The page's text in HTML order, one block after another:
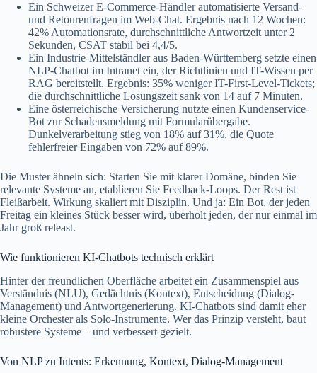
Ein Schweizer E‑Commerce-Händler automatisierte Versand-
und Retourenfragen im Web-Chat. Ergebnis nach 12 Wochen:
42% Automationsrate, durchschnittliche Antwortzeit unter 2
Sekunden, CSAT stabil bei 4,4/5.
Ein Industrie-Mittelständler aus Baden‑Württemberg setzte einen
NLP-Chatbot im Intranet ein, der Richtlinien und IT-Wissen per
RAG bereitstellt. Ergebnis: 35% weniger IT-First-Level-Tickets;
die durchschnittliche Lösungszeit sank von 14 auf 7 Minuten.
Eine österreichische Versicherung nutzte einen Kundenservice-
Bot zur Schadensmeldung mit Formularübergabe.
Dunkelverarbeitung stieg von 18% auf 31%, die Quote
fehlerfreier Eingaben von 72% auf 89%.
Die Muster ähneln sich: Starten Sie mit klarer Domäne, binden Sie
relevante Systeme an, etablieren Sie Feedback-Loops. Der Rest ist
Fleißarbeit. Wirkung skaliert mit Disziplin. Und ja: Ein Bot, der jeden
Freitag ein kleines Stück besser wird, überholt jeden, der nur einmal im
Jahr groß releast.
Wie funktionieren KI-Chatbots technisch erklärt
Hinter der freundlichen Oberfläche arbeitet ein Zusammenspiel aus
Verständnis (NLU), Gedächtnis (Kontext), Entscheidung (Dialog-
Management) und Antwortgenerierung. KI-Chatbots sind damit eher
kleine Orchester als Solo-Instrumente. Wer das Prinzip versteht, baut
robustere Systeme – und verbessert gezielt.
Von NLP zu Intents: Erkennung, Kontext, Dialog-Management